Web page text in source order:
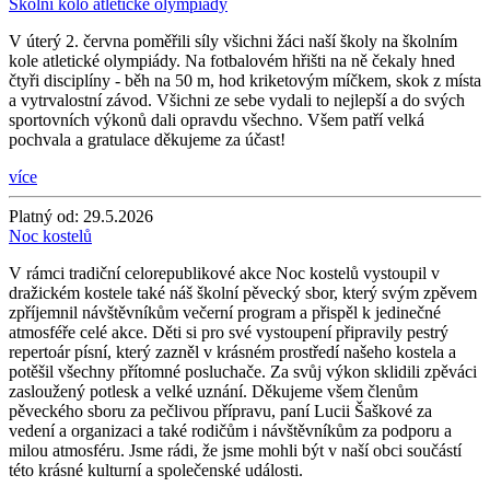
Školní kolo atletické olympiády
V úterý 2. června poměřili síly všichni žáci naší školy na školním
kole atletické olympiády. Na fotbalovém hřišti na ně čekaly hned
čtyři disciplíny - běh na 50 m, hod kriketovým míčkem, skok z místa
a vytrvalostní závod. Všichni ze sebe vydali to nejlepší a do svých
sportovních výkonů dali opravdu všechno. Všem patří velká
pochvala a gratulace děkujeme za účast!
více
Platný od: 29.5.2026
Noc kostelů
V rámci tradiční celorepublikové akce Noc kostelů vystoupil v
dražickém kostele také náš školní pěvecký sbor, který svým zpěvem
zpříjemnil návštěvníkům večerní program a přispěl k jedinečné
atmosféře celé akce. Děti si pro své vystoupení připravily pestrý
repertoár písní, který zazněl v krásném prostředí našeho kostela a
potěšil všechny přítomné posluchače. Za svůj výkon sklidili zpěváci
zasloužený potlesk a velké uznání. Děkujeme všem členům
pěveckého sboru za pečlivou přípravu, paní Lucii Šaškové za
vedení a organizaci a také rodičům i návštěvníkům za podporu a
milou atmosféru. Jsme rádi, že jsme mohli být v naší obci součástí
této krásné kulturní a společenské události.